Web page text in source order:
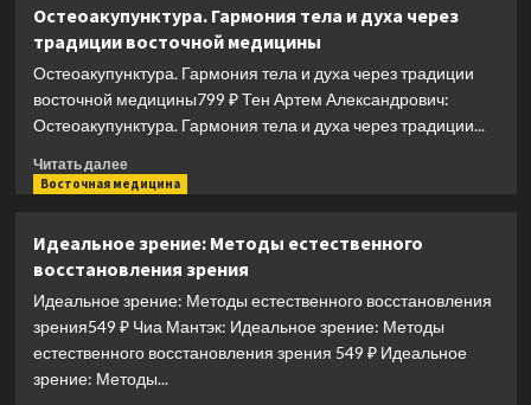
основе
принципов
структурного
питания
меняющая
жизнь.
Откройте
силу
овощей,
фруктов,
трав
(с
гранатом)
Остеоакупунктура. Гармония тела и духа через
традиции восточной медицины
Остеоакупунктура. Гармония тела и духа через традиции
восточной медицины799 ₽ Тен Артем Александрович:
Остеоакупунктура. Гармония тела и духа через традиции...
Читать далееПрочитать
больше
Гармония
тела
и
духа
традиции
восточной
Восточная медицина
Идеальное зрение: Методы естественного
восстановления зрения
Идеальное зрение: Методы естественного восстановления
зрения549 ₽ Чиа Мантэк: Идеальное зрение: Методы
естественного восстановления зрения 549 ₽ Идеальное
зрение: Методы...